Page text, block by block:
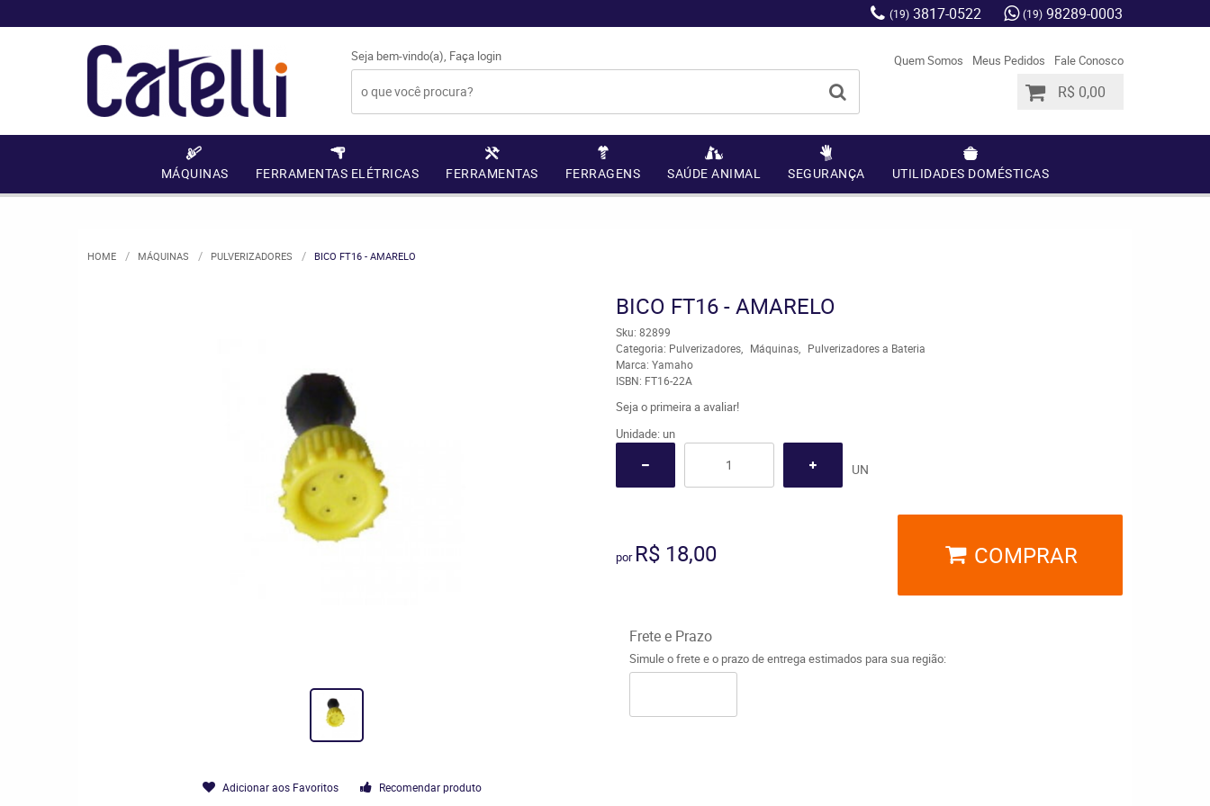
(19) 3817-0522 (19) 98289-0003
Seja bem-vindo(a), Faça login Quem Somos Meus Pedidos Fale Conosco
R$ 0,00
MÁQUINAS FERRAMENTAS ELÉTRICAS FERRAMENTAS FERRAGENS SAÚDE ANIMAL SEGURANÇA UTILIDADES DOMÉSTICAS
HOME MÁQUINAS PULVERIZADORES BICO FT16 - AMARELO
Adicionar aos Favoritos Recomendar produto
BICO FT16 - AMARELO
Sku: 82899
Categoria: Pulverizadores Máquinas
Pulverizadores a Bateria
Marca: Yamaho
ISBN: FT16-22A
Seja o primeira a avaliar!
Unidade: un
UN
por R$ 18,00 COMPRAR
Frete e Prazo
Simule o frete e o prazo de entrega estimados para sua região: